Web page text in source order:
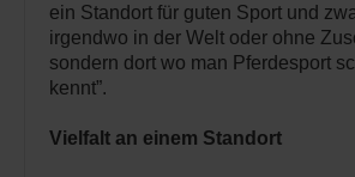
ein Standort für guten Sport und
irgendwo in der Welt oder ohne
sondern dort wo man Pferdesport
kennt”.
Vielfalt an einem Standort